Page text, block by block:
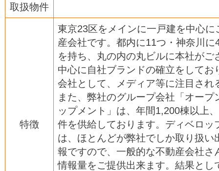
取扱物件
特徴
東京23区をメインに一戸建を中心に
産会社です。都内に11つ・神奈川
を持ち、丸の内の丸ビルに本社がご
中心に自社ブランドの確立をしてお
会社として、メディア等に注目され
また、弊社のグループ会社「オープ
ップメント」は、年間1,200棟以上
件を供給しております。ディベロッ
は、ほとんどが弊社でしか取り扱い
報ですので、一般的な不動産会社さ
情報量をご提供出来ます。結果とし